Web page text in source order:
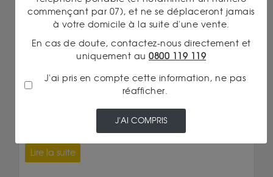
POURQUOI LES NAPOLÉONS VALENT PARFOIS
PLUS QUE LES LINGOTS
Lire la suite
commençant par 07), et ne se déplaceront jamais
à votre domicile à la suite d'une vente.
En cas de doute, contactez-nous directement et
uniquement au 0800 119 119
J'ai pris en compte cette information, ne pas
réafficher.
J'AI COMPRIS